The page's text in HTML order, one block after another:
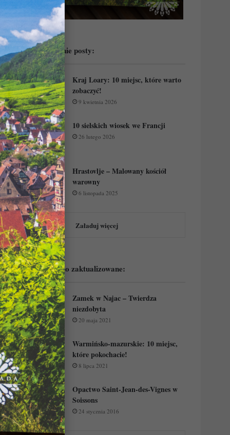
Przeczytaj ostatnie posty:
Kraj Loary: 10 miejsc, które warto
zobaczyć!
9 kwietnia 2026
10 sielskich wiosek we Francji
26 lutego 2026
Hrastovlje – Malowany kościół
warowny
6 listopada 2025
Załaduj więcej
Podejrzyj ostatnio zaktualizowane:
Zamek w Najac – Twierdza
niezdobyta
20 maja 2021
Warmińsko-mazurskie: 10 miejsc,
które pokochacie!
8 lipca 2021
Opactwo Saint-Jean-des-Vignes w
Soissons
24 stycznia 2016